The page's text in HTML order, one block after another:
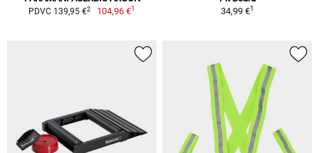
PDVC 139,95 €2 104,96 €1
34,99 €1